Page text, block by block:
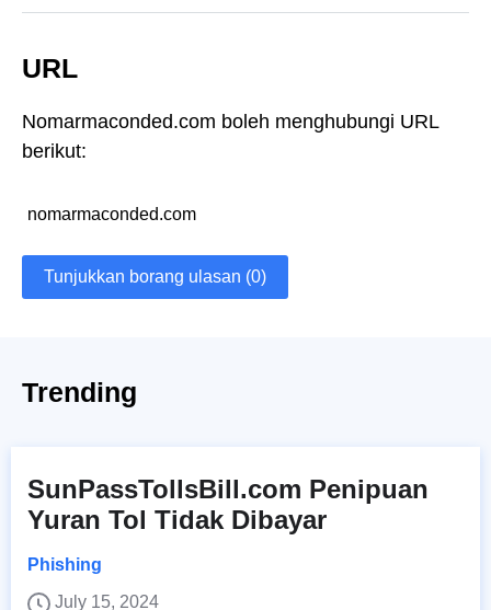
URL
Nomarmaconded.com boleh menghubungi URL
berikut:
nomarmaconded.com
Tunjukkan borang ulasan (0)
Trending
SunPassTollsBill.com Penipuan
Yuran Tol Tidak Dibayar
Phishing
July 15, 2024